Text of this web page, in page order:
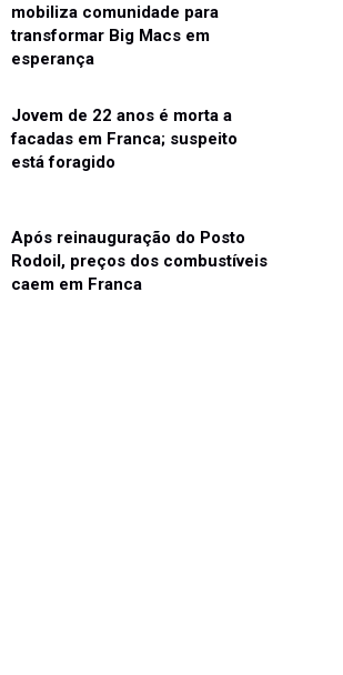
mobiliza comunidade para
transformar Big Macs em
esperança
Jovem de 22 anos é morta a
facadas em Franca; suspeito
está foragido
Após reinauguração do Posto
Rodoil, preços dos combustíveis
caem em Franca